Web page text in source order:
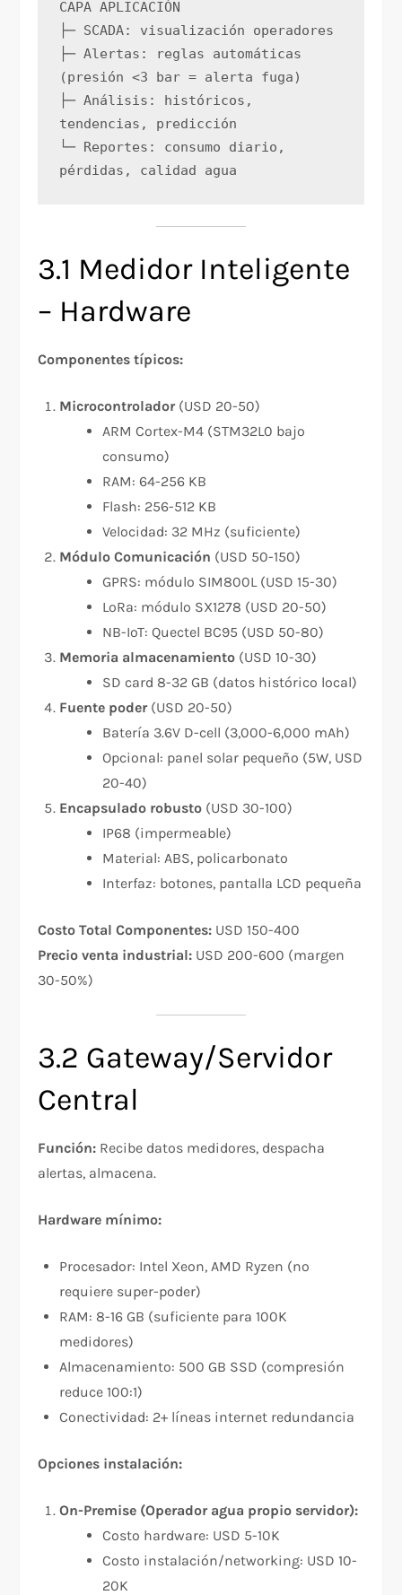
CAPA APLICACIÓN
├─ SCADA: visualización operadores
├─ Alertas: reglas automáticas
(presión <3 bar = alerta fuga)
├─ Análisis: históricos,
tendencias, predicción
└─ Reportes: consumo diario,
pérdidas, calidad agua
3.1 Medidor Inteligente
– Hardware
Componentes típicos:
Microcontrolador(USD 20-50)
ARM Cortex-M4 (STM32L0 bajo
consumo)
RAM: 64-256 KB
Flash: 256-512 KB
Velocidad: 32 MHz (suficiente)
Módulo Comunicación (USD 50-150)
GPRS: módulo SIM800L (USD 15-30)
LoRa: módulo SX1278 (USD 20-50)
NB-IoT: Quectel BC95 (USD 50-80)
Memoria almacenamiento (USD 10-30)
SD card 8-32 GB (datos histórico local)
Fuente poder(USD 20-50)
Batería 3.6V D-cell (3,000-6,000 mAh)
Opcional: panel solar pequeño (5W, USD
20-40)
Encapsulado robusto (USD 30-100)
IP68 (impermeable)
Material: ABS, policarbonato
Interfaz: botones, pantalla LCD pequeña
Costo Total Componentes: USD 150-400
Precio venta industrial: USD 200-600 (margen
30-50%)
3.2 Gateway/Servidor
Central
Función: Recibe datos medidores, despacha
alertas, almacena.
Hardware mínimo:
Procesador: Intel Xeon, AMD Ryzen (no
requiere super-poder)
RAM: 8-16 GB (suficiente para 100K
medidores)
Almacenamiento: 500 GB SSD (compresión
reduce 100:1)
Conectividad: 2+ líneas internet redundancia
Opciones instalación:
On-Premise (Operador agua propio servidor):
Costo hardware: USD 5-10K
Costo instalación/networking: USD 10-
20K